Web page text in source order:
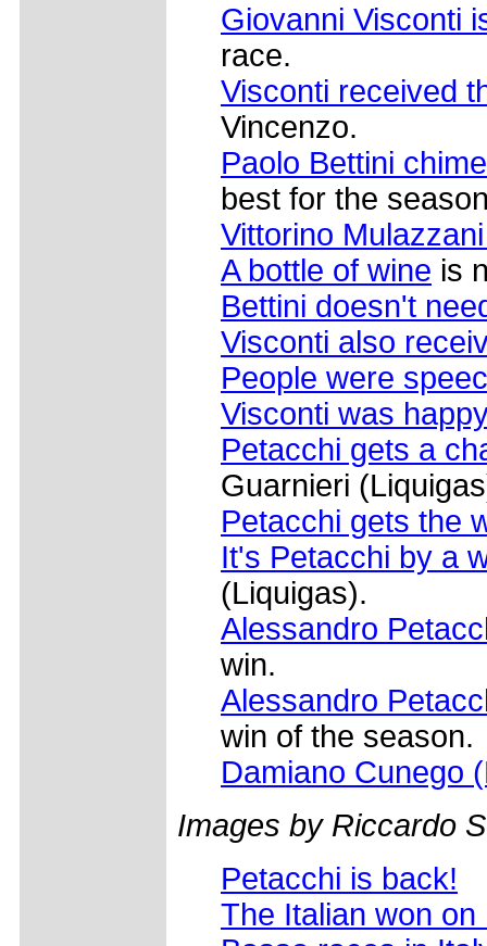
Giovanni Visconti
race.
Visconti received
Vincenzo.
Paolo Bettini
best for the
Vittorino
A bottle of wine is
Bettini doesn't
Visconti also
People were
Visconti was
Petacchi gets a
Guarnieri
Petacchi gets the
It's Petacchi by a
(Liquigas).
Alessandro
win.
Alessandro
win of the season.
Damiano Cunego
Images by Riccardo
Petacchi is back!
The Italian won on